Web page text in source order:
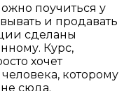
поучиться у
и продавать
сделаны
Курс,
хочет
которому
сюда.